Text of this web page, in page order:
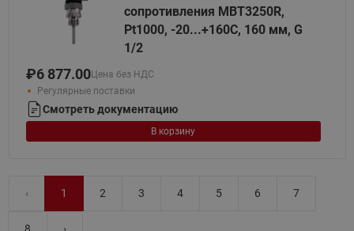
сопротивления MBT3250R,
Pt1000, -20...+160С, 160 мм, G
1/2
₽6 877.00Цена без НДС
Регулярные поставки
Смотреть документацию
В корзину
‹ 1 2 3 4 5 6 7